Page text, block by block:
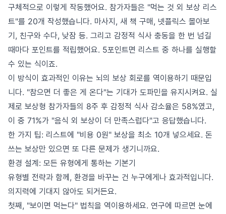
구체적으로 이렇게 작동했어요. 참가자들은 "먹는 것 외 보상 리스
트"를 20개 작성했습니다. 마사지, 새 책 구매, 넷플릭스 몰아보
기, 친구와 수다, 낮잠 등. 그리고 감정적 식사 충동을 한 번 넘길
때마다 포인트를 적립했어요. 5포인트면 리스트 중 하나를 실행할
수 있는 식이죠.
이 방식이 효과적인 이유는 뇌의 보상 회로를 역이용하기 때문입
니다. "참으면 더 좋은 게 온다"는 기대가 도파민을 유지시켜요. 실
제로 보상형 참가자들의 8주 후 감정적 식사 감소율은 58%였고,
이 중 71%가 "음식 외 보상이 더 만족스럽다"고 응답했습니다.
한 가지 팁: 리스트에 "비용 0원" 보상을 최소 10개 넣으세요. 돈
쓰는 보상만 있으면 또 다른 문제가 생기니까요.
환경 설계: 모든 유형에게 통하는 기본기
유형별 전략과 함께, 환경을 바꾸는 건 누구에게나 효과적입니다.
의지력에 기대지 않아도 되거든요.
첫째, "보이면 먹는다" 법칙을 역이용하세요. 연구에 따르면 눈에